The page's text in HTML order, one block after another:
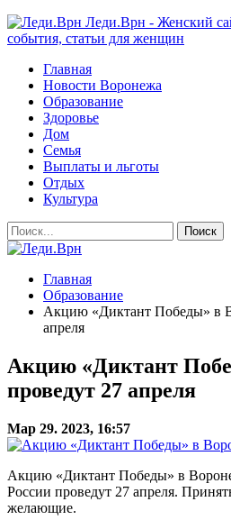
Леди.Врн - Женский
события, статьи для женщин
Главная
Новости Воронежа
Образование
Здоровье
Дом
Семья
Выплаты и льготы
Отдых
Культура
Главная
Образование
Акцию «Диктант Победы» в
апреля
Акцию «Диктант
проведут 27 апреля
Мар 29. 2023, 16:57
Акцию «Диктант Победы» в
России проведут 27 апреля.
желающие.